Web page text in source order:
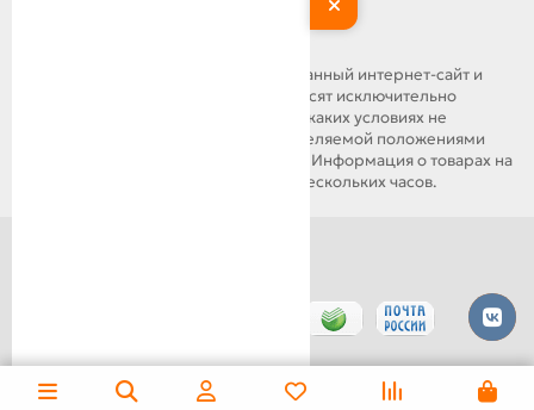
ОБРАЩАЕМ ВАШЕ ВНИМАНИЕ, что данный интернет-сайт и
материалы, размещенные на нем, носят исключительно
информационный характер и ни при каких условиях не
являются публичной офертой, определяемой положениями
статьи 437 Гражданского кодекса РФ. Информация о товарах на
сайте может обновляться в течение нескольких часов.